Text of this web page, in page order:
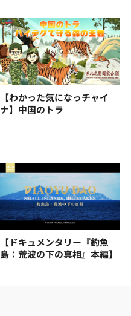
【わかった気になっチャイ
ナ】中国のトラ
【ドキュメンタリー『釣魚
島：荒波の下の真相』本編】